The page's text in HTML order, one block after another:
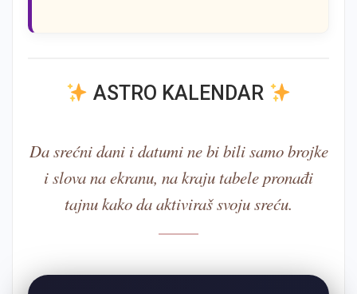
ASTRO KALENDAR
Da srećni dani i datumi ne bi bili samo brojke
i slova na ekranu, na kraju tabele pronađi
tajnu kako da aktiviraš svoju sreću.